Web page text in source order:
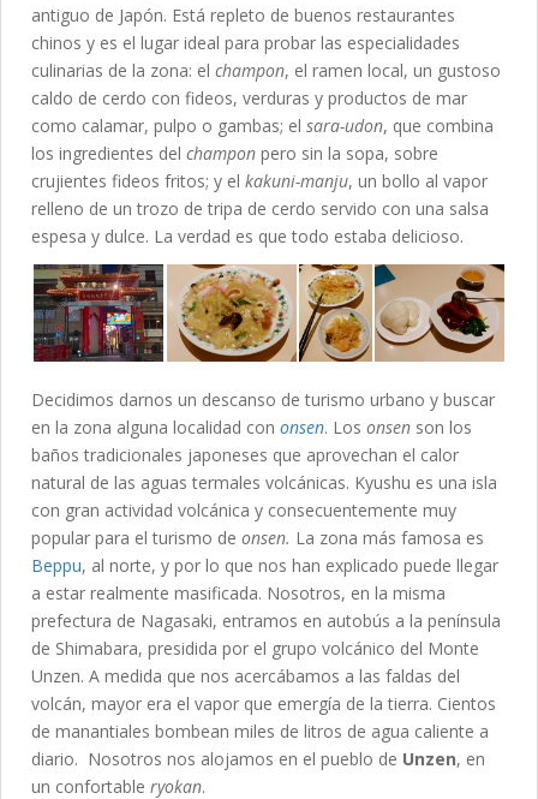
antiguo de Japón. Está repleto de buenos restaurantes
chinos y es el lugar ideal para probar las especialidades
culinarias de la zona: el champon, el ramen local, un gustoso
caldo de cerdo con fideos, verduras y productos de mar
como calamar, pulpo o gambas; el sara-udon, que combina
los ingredientes del champon pero sin la sopa, sobre
crujientes fideos fritos; y el kakuni-manju, un bollo al vapor
relleno de un trozo de tripa de cerdo servido con una salsa
espesa y dulce. La verdad es que todo estaba delicioso.
Decidimos darnos un descanso de turismo urbano y buscar
en la zona alguna localidad con onsen. Los onsen son los
baños tradicionales japoneses que aprovechan el calor
natural de las aguas termales volcánicas. Kyushu es una isla
con gran actividad volcánica y consecuentemente muy
popular para el turismo de onsen. La zona más famosa es
Beppu, al norte, y por lo que nos han explicado puede llegar
a estar realmente masificada. Nosotros, en la misma
prefectura de Nagasaki, entramos en autobús a la península
de Shimabara, presidida por el grupo volcánico del Monte
Unzen. A medida que nos acercábamos a las faldas del
volcán, mayor era el vapor que emergía de la tierra. Cientos
de manantiales bombean miles de litros de agua caliente a
diario. Nosotros nos alojamos en el pueblo de Unzen, en
un confortable ryokan.